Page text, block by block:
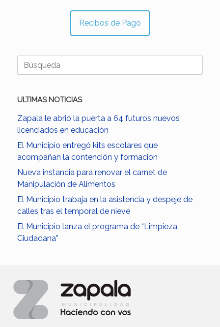
Recibos de Pago
Buscar:
ULTIMAS NOTICIAS
Zapala le abrió la puerta a 64 futuros nuevos
licenciados en educación
El Municipio entregó kits escolares que
acompañan la contención y formación
Nueva instancia para renovar el carnet de
Manipulación de Alimentos
El Municipio trabaja en la asistencia y despeje de
calles tras el temporal de nieve
El Municipio lanza el programa de “Limpieza
Ciudadana”